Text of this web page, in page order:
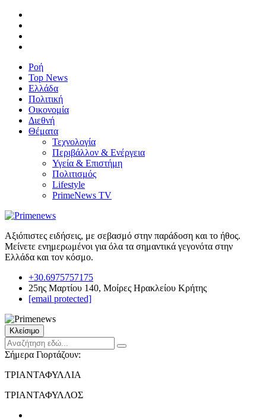
Ροή
Top News
Ελλάδα
Πολιτική
Οικονομία
Διεθνή
Θέματα
Τεχνολογία
Περιβάλλον & Ενέργεια
Υγεία & Επιστήμη
Πολιτισμός
Lifestyle
PrimeNews TV
Αξιόπιστες ειδήσεις, με σεβασμό στην παράδοση και το ήθος.
Μείνετε ενημερωμένοι για όλα τα σημαντικά γεγονότα στην
Ελλάδα και τον κόσμο.
+30.6975757175
25ης Μαρτίου 140, Μοίρες Ηρακλείου Κρήτης
[email protected]
Κλείσιμο
Σήμερα Γιορτάζουν:
ΤΡΙΑΝΤΑΦΥΛΛΙΑ
ΤΡΙΑΝΤΑΦΥΛΛΟΣ